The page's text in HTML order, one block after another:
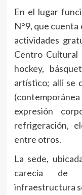
En el lugar
N°9, que cuenta
actividades
Centro Cultural
hockey,
artístico; allí se
expresión
refrigeración,
entre otros.
La sede,
carecía de
infraestructura